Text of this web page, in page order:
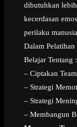
dibutuhkan
kecerdasan
perilaku
Dalam
Belajar Tentang :
– Ciptakan
– Strategi
– Strategi
– Membangun